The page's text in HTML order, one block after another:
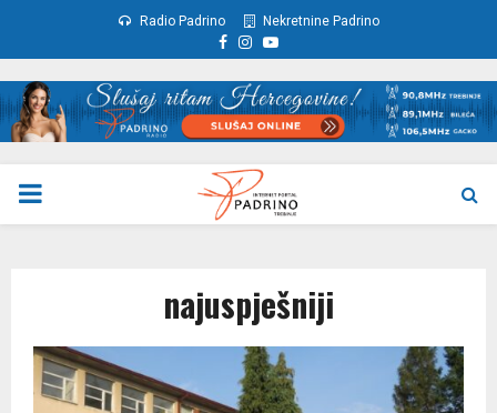
Radio Padrino Nekretnine Padrino
Facebook
Instagram
Youtube
PRIMARY
najuspješniji